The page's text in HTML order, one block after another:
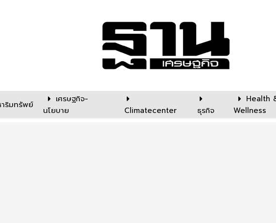
ริมทรัพย์
เศรษฐกิจ-
นโยบาย
Climatecenter ธุรกิจ
Health
Wellness